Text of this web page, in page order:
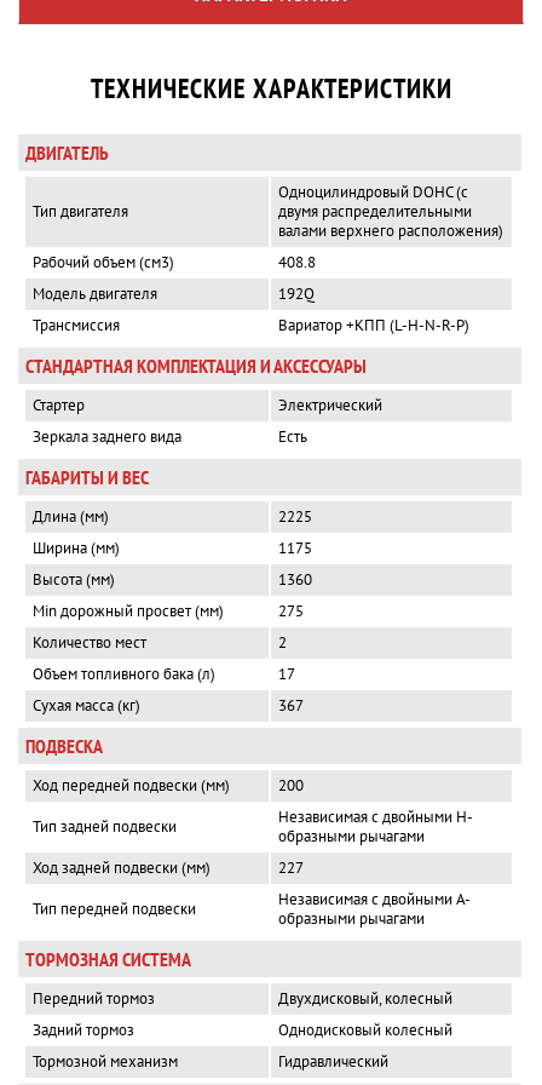
ТЕХНИЧЕСКИЕ ХАРАКТЕРИСТИКИ
ДВИГАТЕЛЬ
Тип двигателя
Одноцилиндровый DOHC (с
двумя распределительными
валами верхнего расположения)
Рабочий объем (см3)
408.8
Модель двигателя
192Q
Трансмиссия
Вариатор +КПП (L-H-N-R-P)
СТАНДАРТНАЯ КОМПЛЕКТАЦИЯ И АКСЕССУАРЫ
Стартер
Электрический
Зеркала заднего вида
Есть
ГАБАРИТЫ И ВЕС
Длина (мм)
2225
Ширина (мм)
1175
Высота (мм)
1360
Min дорожный просвет (мм)
275
Количество мест
2
Объем топливного бака (л)
17
Сухая масса (кг)
367
ПОДВЕСКА
Ход передней подвески (мм)
200
Тип задней подвески
Независимая с двойными Н-
образными рычагами
Ход задней подвески (мм)
227
Тип передней подвески
Независимая с двойными А-
образными рычагами
ТОРМОЗНАЯ СИСТЕМА
Передний тормоз
Двухдисковый, колесный
Задний тормоз
Однодисковый колесный
Тормозной механизм
Гидравлический